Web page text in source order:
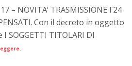
– NOVITA’ TRASMISSIONE F24
Con il decreto in oggetto
SOGGETTI TITOLARI DI